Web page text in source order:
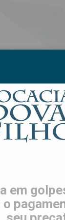
LGPD
as
em